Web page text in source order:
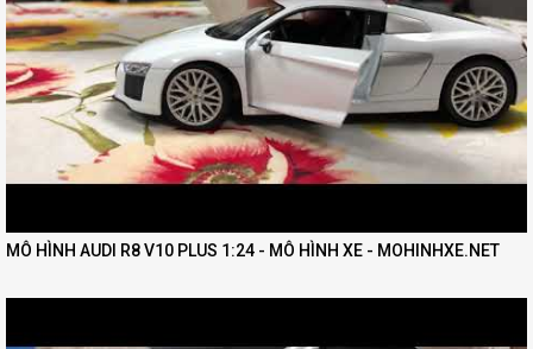
MÔ HÌNH AUDI R8 V10 PLUS 1:24 - MÔ HÌNH XE - MOHINHXE.NET